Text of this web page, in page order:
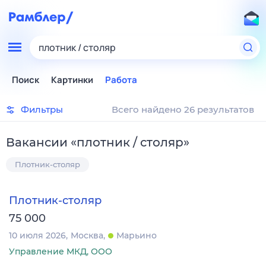
плотник / столяр
Поиск Картинки Работа
Фильтры Всего найдено 26 результатов
Вакансии «плотник / столяр»
Плотник-столяр
Плотник-столяр
75 000
10 июля 2026 Москва
Марьино
Управление МКД, ООО